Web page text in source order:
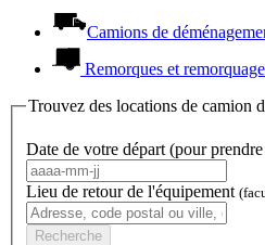
Camions de
Remorques et remorquage
Trouvez des locations de camion
Date de votre départ (pour
Lieu de retour de l'équipement
Recherche